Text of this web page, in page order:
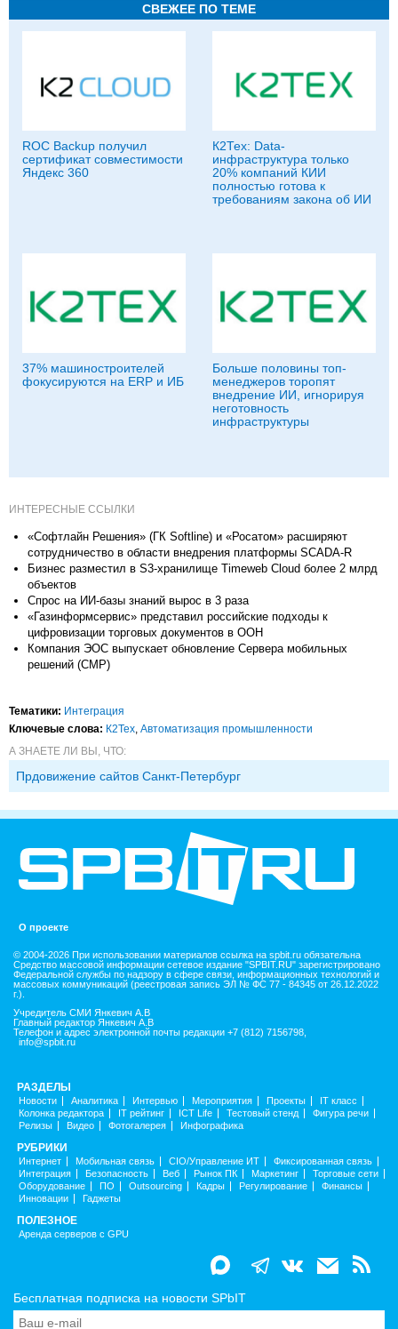
СВЕЖЕЕ ПО ТЕМЕ
ROC Backup получил
сертификат совместимости
Яндекс 360
К2Тех: Data-
инфраструктура только
20% компаний КИИ
полностью готова к
требованиям закона об ИИ
37% машиностроителей
фокусируются на ERP и ИБ
Больше половины топ-
менеджеров торопят
внедрение ИИ, игнорируя
неготовность
инфраструктуры
ИНТЕРЕСНЫЕ ССЫЛКИ
«Софтлайн Решения» (ГК Softline) и «Росатом» расширяют
сотрудничество в области внедрения платформы SCADA-R
Бизнес разместил в S3-хранилище Timeweb Cloud более 2 млрд
объектов
Спрос на ИИ-базы знаний вырос в 3 раза
«Газинформсервис» представил российские подходы к
цифровизации торговых документов в ООН
Компания ЭОС выпускает обновление Сервера мобильных
решений (СМР)
Тематики: Интеграция
Ключевые слова: К2Тех, Автоматизация промышленности
А ЗНАЕТЕ ЛИ ВЫ, ЧТО:
Прдовижение сайтов Санкт-Петербург
О проекте
© 2004-2026 При использовании материалов ссылка на spbit.ru обязательна
Средство массовой информации сетевое издание "SPBIT.RU" зарегистрировано
Федеральной службы по надзору в сфере связи, информационных технологий и
массовых коммуникаций (реестровая запись ЭЛ № ФС 77 - 84345 от 26.12.2022
г.).
Учредитель СМИ Янкевич А.В
Главный редактор Янкевич А.В
Телефон и адрес электронной почты редакции +7 (812) 7156798,
info@spbit.ru
РАЗДЕЛЫ
Новости Аналитика Интервью Мероприятия Проекты
IT класс
Колонка редактора
IT рейтинг ICT Life Тестовый стенд
Фигура речи
Релизы
Видео Фотогалерея Инфографика
РУБРИКИ
Интернет Мобильная связь CIO/Управление ИТ
Фиксированная связь
Интеграция
Безопасность Веб Рынок ПК Маркетинг
Торговые сети
Оборудование
ПО Outsourcing Кадры Регулирование
Финансы
Инновации
Гаджеты
ПОЛЕЗНОЕ
Аренда серверов с GPU
Бесплатная подписка на новости SPbIT